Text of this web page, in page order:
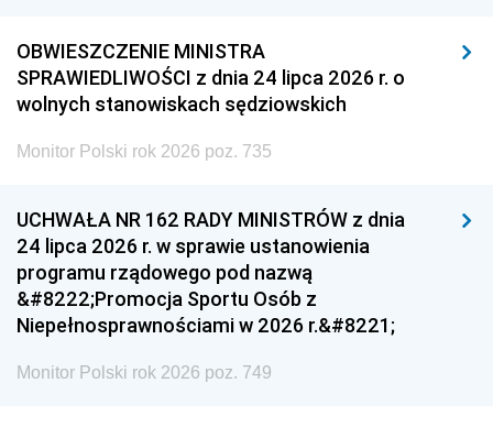
OBWIESZCZENIE MINISTRA
SPRAWIEDLIWOŚCI z dnia 24 lipca 2026 r. o
wolnych stanowiskach sędziowskich
Monitor Polski rok 2026 poz. 735
UCHWAŁA NR 162 RADY MINISTRÓW z dnia
24 lipca 2026 r. w sprawie ustanowienia
programu rządowego pod nazwą
&#8222;Promocja Sportu Osób z
Niepełnosprawnościami w 2026 r.&#8221;
Monitor Polski rok 2026 poz. 749